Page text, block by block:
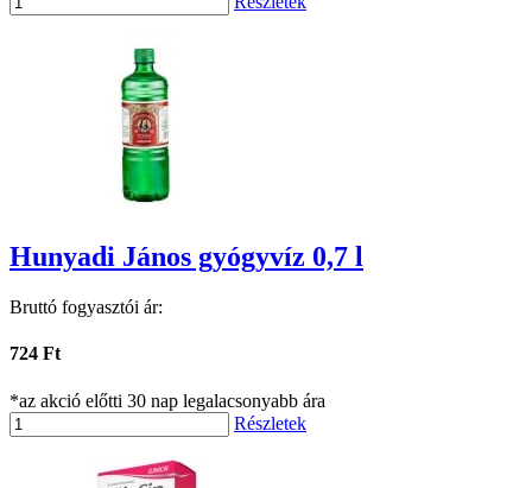
Hunyadi János gyógyvíz 0,7 l
Bruttó fogyasztói ár:
724 Ft
*az akció előtti 30 nap legalacsonyabb ára
Részletek